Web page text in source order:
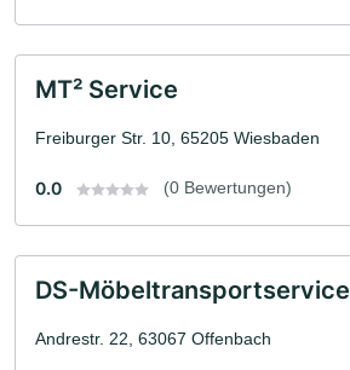
MT² Service
Freiburger Str. 10, 65205 Wiesbaden
0.0 (0 Bewertungen)
DS-Möbeltransportservice
Andrestr. 22, 63067 Offenbach